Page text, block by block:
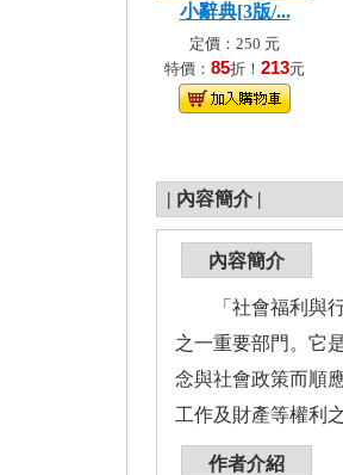
小辭典[3版/...
定價：250 元
特價： 85折！ 213元
| 內容簡介 |
內容簡介
「社會福利與行
之一重要部門。它
念與社會政策而順
工作及財產等權利
作者介紹